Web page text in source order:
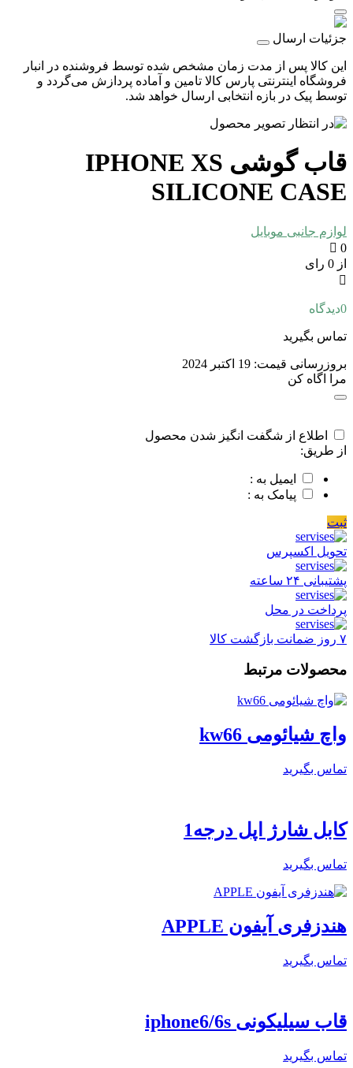
جزئیات ارسال
این کالا پس از مدت زمان مشخص شده توسط فروشنده در انبار
فروشگاه اینترنتی پارس کالا تامین و آماده پردازش می‌گردد و
توسط پیک در بازه انتخابی ارسال خواهد شد.
قاب گوشی IPHONE XS
SILICONE CASE
لوازم جانبی موبایل
0
از 0 رای
0دیدگاه
تماس بگیرید
بروزرسانی قیمت: 19 اکتبر 2024
مرا اگاه کن
اطلاع از شگفت انگیز شدن محصول
از طریق:
ایمیل به :
پیامک به :
ثبت
تحویل اکسپرس
پشتیبانی ۲۴ ساعته
پرداخت در محل
۷ روز ضمانت بازگشت کالا
محصولات مرتبط
واچ شیائومی kw66
تماس بگیرید
کابل شارژ اپل درجه1
تماس بگیرید
هندزفری آیفون APPLE
تماس بگیرید
قاب سیلیکونی iphone6/6s
تماس بگیرید